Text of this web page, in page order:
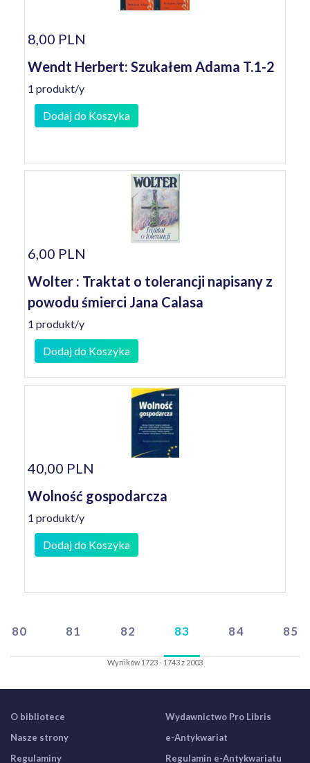
8,00 PLN
Wendt Herbert: Szukałem Adama T.1-2
1 produkt/y
Dodaj do Koszyka
6,00 PLN
Wolter : Traktat o tolerancji napisany z
powodu śmierci Jana Calasa
1 produkt/y
Dodaj do Koszyka
40,00 PLN
Wolność gospodarcza
1 produkt/y
Dodaj do Koszyka
80 81 82 83 84 85
Wyników 1723 - 1743 z 2003
O bibliotece
Nasze strony
Regulaminy
Wydawnictwo Pro Libris
e-Antykwariat
Regulamin e-Antykwariatu